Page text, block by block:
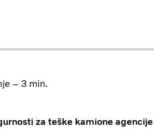
– 3 min.
za teške kamione